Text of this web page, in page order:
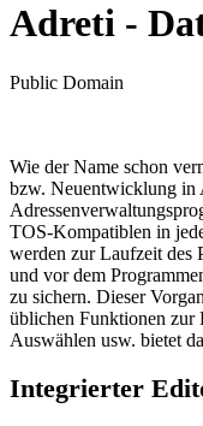
Adreti -
Public Domain
Wie der Name schon
bzw. Neuentwicklung in
TOS-Kompatiblen in
werden zur Laufzeit des
und vor dem
zu sichern. Dieser
üblichen Funktionen zur
Auswählen usw. bietet
Integrierter